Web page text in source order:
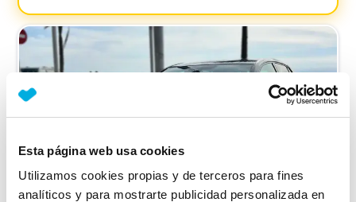
Esta página web usa cookies
Utilizamos cookies propias y de terceros para fines
analíticos y para mostrarte publicidad personalizada en